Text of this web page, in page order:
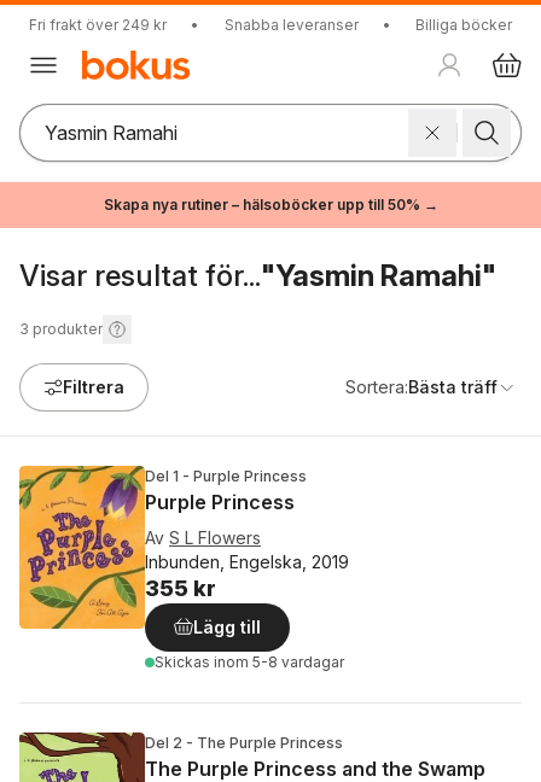
Fri frakt över 249 kr • Snabba leveranser • Billiga böcker
Skapa nya rutiner – hälsoböcker upp till 50% →
Visar resultat för..."Yasmin Ramahi"
3 produkter
Filtrera Sortera:Bästa träff
Del 1 - Purple Princess
Purple Princess
Av S L Flowers
Inbunden, Engelska, 2019
355 kr
Lägg till
Skickas inom 5-8 vardagar
Del 2 - The Purple Princess
The Purple Princess and the Swamp